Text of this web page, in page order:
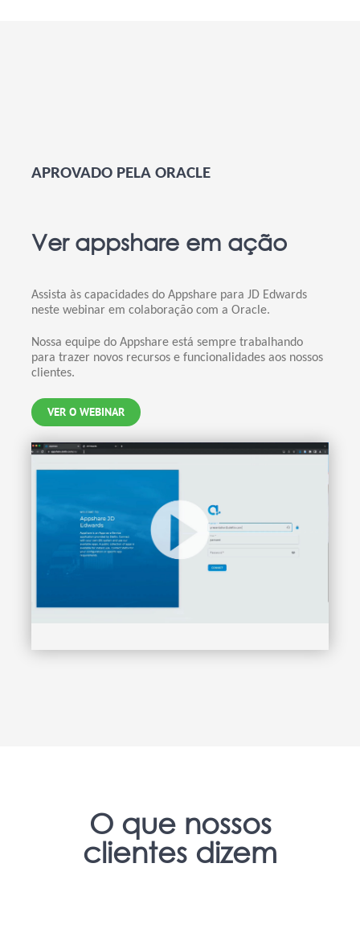
APROVADO PELA ORACLE
Ver appshare em ação
Assista às capacidades do Appshare para JD Edwards
neste webinar em colaboração com a Oracle.
Nossa equipe do Appshare está sempre trabalhando
para trazer novos recursos e funcionalidades aos nossos
clientes.
VER O WEBINAR
O que nossos
clientes dizem